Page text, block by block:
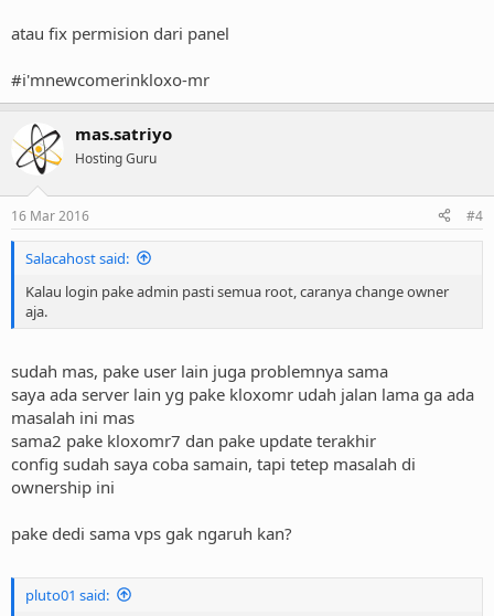
atau fix permision dari panel
#i'mnewcomerinkloxo-mr
mas.satriyo
Hosting Guru
16 Mar 2016 #4
Salacahost said:
Kalau login pake admin pasti semua root, caranya change owner
aja.
sudah mas, pake user lain juga problemnya sama
saya ada server lain yg pake kloxomr udah jalan lama ga ada
masalah ini mas
sama2 pake kloxomr7 dan pake update terakhir
config sudah saya coba samain, tapi tetep masalah di
ownership ini
pake dedi sama vps gak ngaruh kan?
pluto01 said: